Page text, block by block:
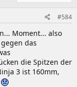
#584
Moment... also
das
die Spitzen der
3 ist 160mm,